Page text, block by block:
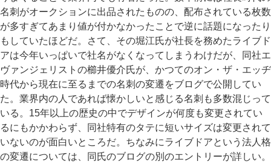
名刺がオークションに出品されたものの、配布されている枚数
が多すぎてあまり値が付かなかったことで逆に話題になったり
もしていたほどだ。さて、その堀江氏が社長を務めたライブド
アは今年いっぱいで社名がなくなってしまうわけだが、同社エ
ヴァンジェリストの櫛井優介氏が、かつてのオン・ザ・エッヂ
時代から現在に至るまでの名刺の変遷をブログで公開してい
た。業界内の人であれば懐かしいと感じる名刺も多数混じって
いる。15年以上の歴史の中でデザインが何度も変更されてい
るにもかかわらず、同社特有のタテに短いサイズは変更されて
いないのが面白いところだ。ちなみにライブドアという法人格
の変遷については、同氏のブログの別のエントリーが詳しい。